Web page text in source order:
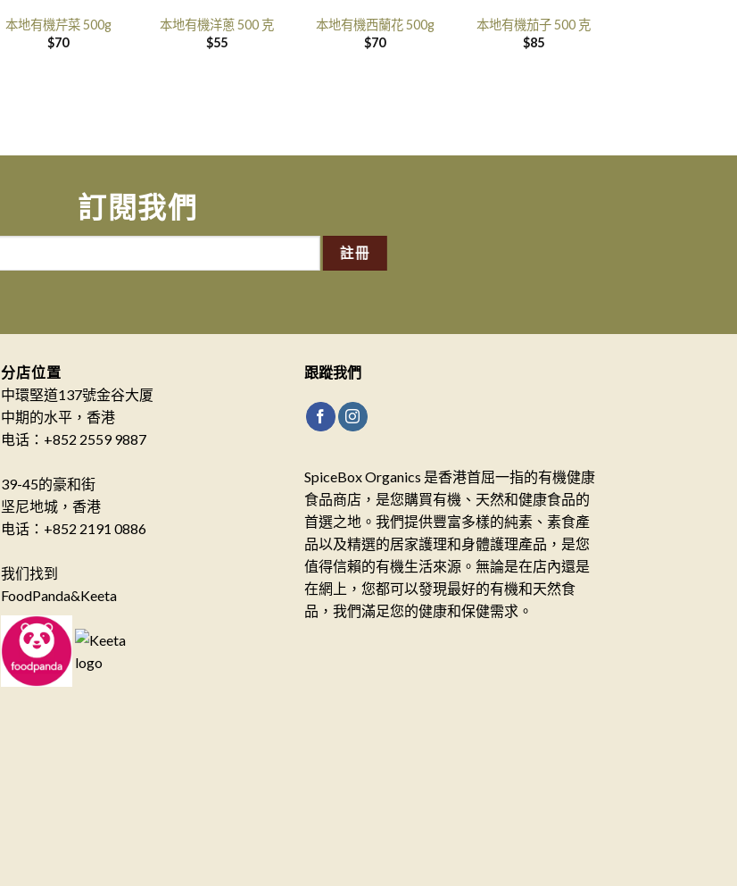
本地有機芹菜 500g
$70
本地有機洋蔥 500 克
$55
本地有機西蘭花 500g
$70
本地有機茄子 500 克
$85
訂閱我們
分店位置
中環堅道137號金谷大厦
中期的水平，香港
电话：+852 2559 9887
39-45的豪和街
坚尼地城，香港
电话：+852 2191 0886
我们找到
FoodPanda&Keeta
跟蹤我們
SpiceBox Organics 是香港首屈一指的有機健康
食品商店，是您購買有機、天然和健康食品的
首選之地。我們提供豐富多樣的純素、素食產
品以及精選的居家護理和身體護理產品，是您
值得信賴的有機生活來源。無論是在店內還是
在網上，您都可以發現最好的有機和天然食
品，我們滿足您的健康和保健需求。